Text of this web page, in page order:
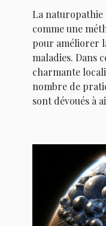
La naturopathie
comme une
pour améliorer
maladies. Dans
charmante
nombre de
sont dévoués à